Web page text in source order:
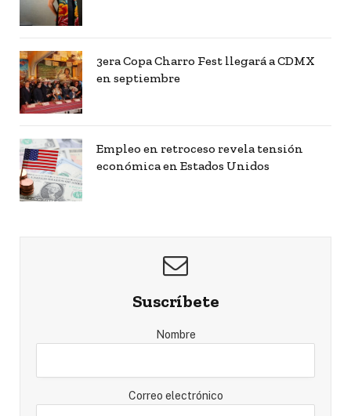
3era Copa Charro Fest llegará a CDMX
en septiembre
Empleo en retroceso revela tensión
económica en Estados Unidos
Suscríbete
Nombre
Correo electrónico